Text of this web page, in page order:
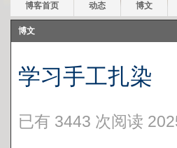
博客首页 动态 博文
博文
学习手工扎染
已有 3443 次阅读